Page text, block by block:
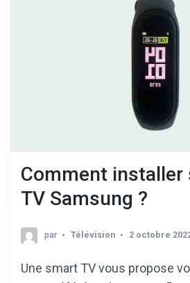
Comment installer
TV Samsung ?
par Télévision 2 octobre
Une smart TV vous propose